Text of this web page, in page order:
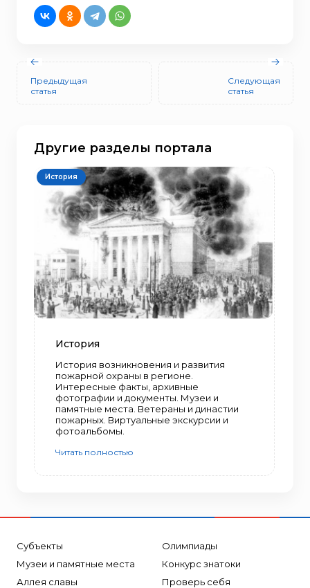
Предыдущая
статья
Следующая
статья
Другие разделы портала
История
История
История возникновения и развития
пожарной охраны в регионе.
Интересные факты, архивные
фотографии и документы. Музеи и
памятные места. Ветераны и династии
пожарных. Виртуальные экскурсии и
фотоальбомы.
Читать полностью
Субъекты
Музеи и памятные места
Аллея славы
Олимпиады
Конкурс знатоки
Проверь себя